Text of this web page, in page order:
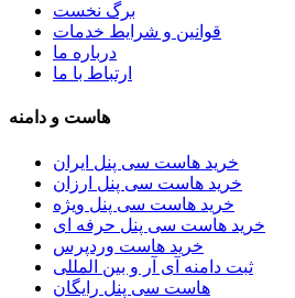
برگ نخست
قوانین و شرایط خدمات
درباره ما
ارتباط با ما
هاست و دامنه
خرید هاست سی پنل ایران
خرید هاست سی پنل ارزان
خرید هاست سی پنل ویژه
خرید هاست سی پنل حرفه ای
خرید هاست وردپرس
ثبت دامنه آی آر و بین المللی
هاست سی پنل رایگان